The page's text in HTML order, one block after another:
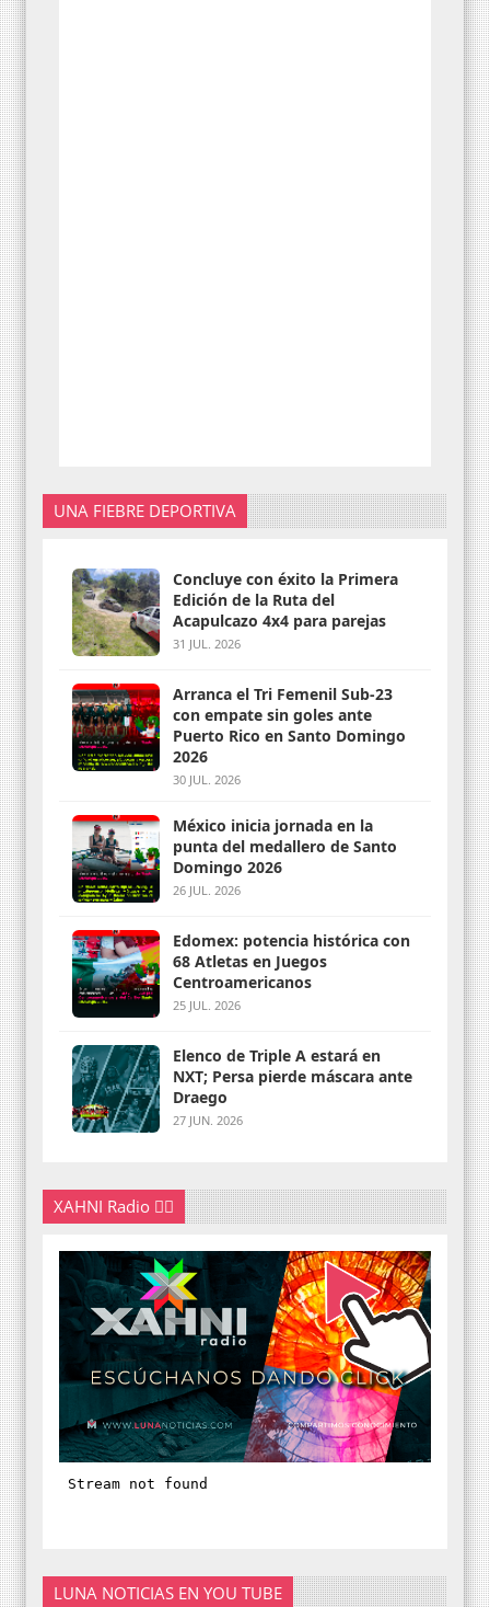
UNA FIEBRE DEPORTIVA
Concluye con éxito la Primera
Edición de la Ruta del
Acapulcazo 4x4 para parejas
31 JUL. 2026
Arranca el Tri Femenil Sub-23
con empate sin goles ante
Puerto Rico en Santo Domingo
2026
30 JUL. 2026
México inicia jornada en la
punta del medallero de Santo
Domingo 2026
26 JUL. 2026
Edomex: potencia histórica con
68 Atletas en Juegos
Centroamericanos
25 JUL. 2026
Elenco de Triple A estará en
NXT; Persa pierde máscara ante
Draego
27 JUN. 2026
XAHNI Radio 👇🏽
LUNA NOTICIAS EN YOU TUBE